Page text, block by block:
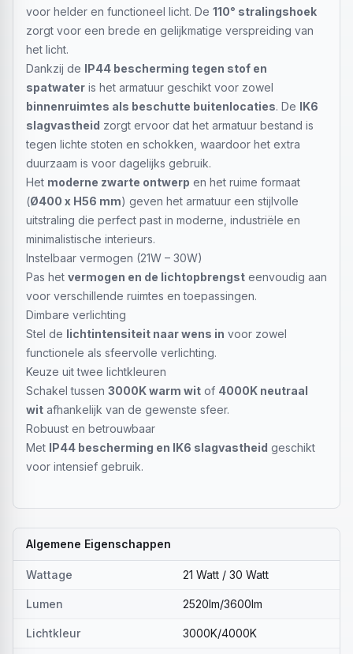
voor helder en functioneel licht. De 110° stralingshoek
zorgt voor een brede en gelijkmatige verspreiding van
het licht.
Dankzij de IP44 bescherming tegen stof en
spatwater is het armatuur geschikt voor zowel
binnenruimtes als beschutte buitenlocaties. De IK6
slagvastheid zorgt ervoor dat het armatuur bestand is
tegen lichte stoten en schokken, waardoor het extra
duurzaam is voor dagelijks gebruik.
Het moderne zwarte ontwerp en het ruime formaat
(Ø400 x H56 mm) geven het armatuur een stijlvolle
uitstraling die perfect past in moderne, industriële en
minimalistische interieurs.
Instelbaar vermogen (21W – 30W)
Pas het vermogen en de lichtopbrengst eenvoudig aan
voor verschillende ruimtes en toepassingen.
Dimbare verlichting
Stel de lichtintensiteit naar wens in voor zowel
functionele als sfeervolle verlichting.
Keuze uit twee lichtkleuren
Schakel tussen 3000K warm wit of 4000K neutraal
wit afhankelijk van de gewenste sfeer.
Robuust en betrouwbaar
Met IP44 bescherming en IK6 slagvastheid geschikt
voor intensief gebruik.
Algemene Eigenschappen
Wattage 21 Watt / 30 Watt
Lumen 2520lm/3600lm
Lichtkleur 3000K/4000K